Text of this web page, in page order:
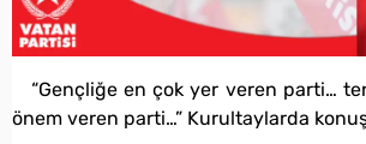
“Gençliğe en çok yer veren parti…
önem veren parti…” Kurultaylarda